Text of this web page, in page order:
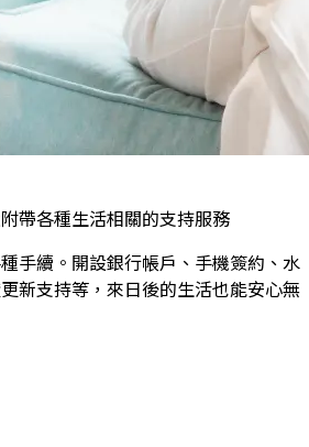
帶各種生活相關的支持服務
手續。開設銀行帳戶、手機簽約、水
新支持等，來日後的生活也能安心無